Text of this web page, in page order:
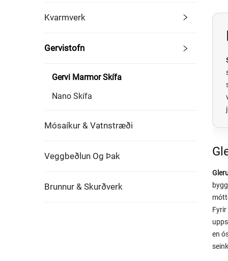
Kvarmverk
Gervistofn
Gervi Marmor Skífa
Nano Skífa
Mósaíkur & Vatnstræði
Veggbeðlun Og Þak
Brunnur & Skurðverk
en